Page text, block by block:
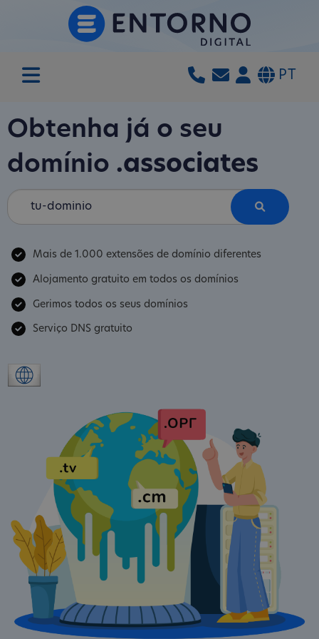
PT
Obtenha já o seu
domínio .associates
Mais de 1.000 extensões de domínio diferentes
Alojamento gratuito em todos os domínios
Gerimos todos os seus domínios
Serviço DNS gratuito